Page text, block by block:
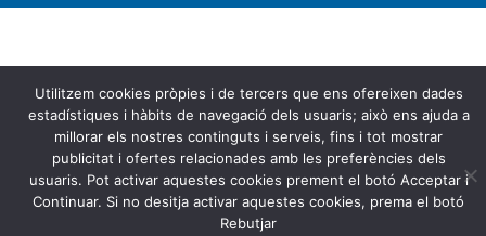
Utilitzem cookies pròpies i de tercers que ens ofereixen dades
estadístiques i hàbits de navegació dels usuaris; això ens ajuda a
millorar els nostres continguts i serveis, fins i tot mostrar
publicitat i ofertes relacionades amb les preferències dels
usuaris. Pot activar aquestes cookies prement el botó Acceptar i
Continuar. Si no desitja activar aquestes cookies, prema el botó
Rebutjar